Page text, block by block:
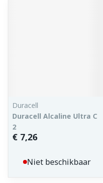
Duracell
Duracell Alcaline Ultra C
2
€ 7,26
Niet beschikbaar